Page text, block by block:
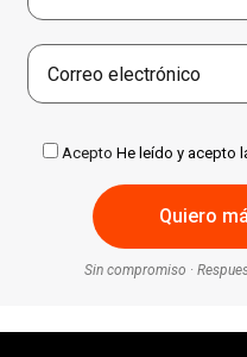
Acepto He leído y acepto
Sin compromiso ·